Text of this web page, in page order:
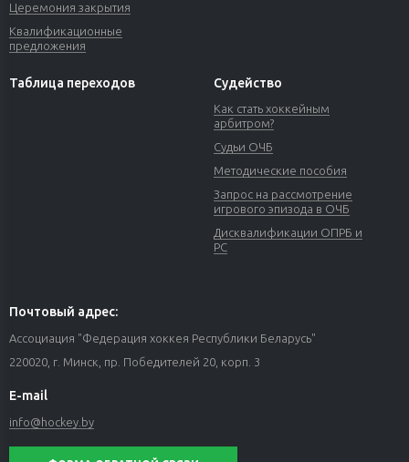
Церемония закрытия
Квалификационные
предложения
Таблица переходов Судейство
Как стать хоккейным
арбитром?
Судьи ОЧБ
Методические пособия
Запрос на рассмотрение
игрового эпизода в ОЧБ
Дисквалификации ОПРБ и
РС
Почтовый адрес:
Ассоциация "Федерация хоккея Республики Беларусь"
220020, г. Минск, пр. Победителей 20, корп. 3
E-mail
info@hockey.by